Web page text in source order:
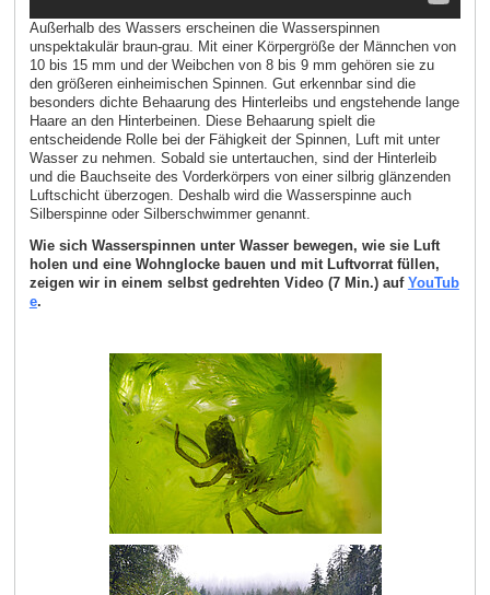
Außerhalb des Wassers erscheinen die Wasserspinnen
unspektakulär braun-grau. Mit einer Körpergröße der Männchen von
10 bis 15 mm und der Weibchen von 8 bis 9 mm gehören sie zu
den größeren einheimischen Spinnen. Gut erkennbar sind die
besonders dichte Behaarung des Hinterleibs und engstehende lange
Haare an den Hinterbeinen. Diese Behaarung spielt die
entscheidende Rolle bei der Fähigkeit der Spinnen, Luft mit unter
Wasser zu nehmen. Sobald sie untertauchen, sind der Hinterleib
und die Bauchseite des Vorderkörpers von einer silbrig glänzenden
Luftschicht überzogen. Deshalb wird die Wasserspinne auch
Silberspinne oder Silberschwimmer genannt.
Wie sich Wasserspinnen unter Wasser bewegen, wie sie Luft
holen und eine Wohnglocke bauen und mit Luftvorrat füllen,
zeigen wir in einem selbst gedrehten Video (7 Min.) auf YouTub
e.